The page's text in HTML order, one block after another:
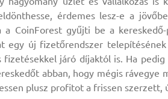
érdemes lesz-e a
CoinForest gyűjti be a
egy új fizetőrendszer
fizetésekkel járó díjaktól is. Ha
abban, hogy mégis rávegye
plusz profitot a frissen szerzett,